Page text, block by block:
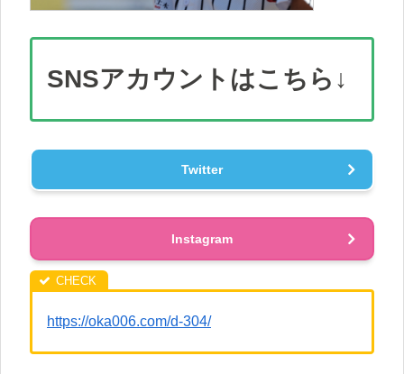
SNSアカウント はこちら↓
Twitter
Instagram
https://oka006.com/d-304/